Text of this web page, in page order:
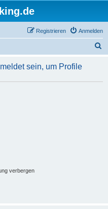
Anmelden
Registrieren
h
sein, um Profile
verbergen